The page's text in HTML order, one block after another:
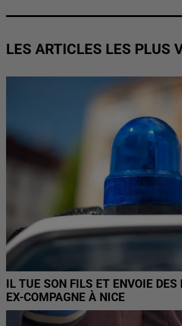
LES ARTICLES LES PLUS
IL TUE SON FILS ET ENVOIE DES
EX-COMPAGNE À NICE